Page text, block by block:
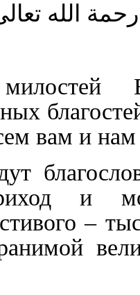
الله
вам и нам
и
–